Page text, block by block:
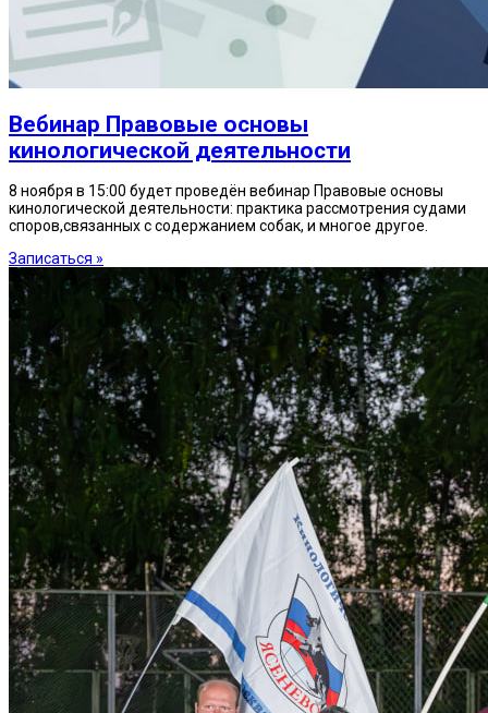
Вебинар Правовые основы
кинологической деятельности
8 ноября в 15:00 будет проведён вебинар Правовые основы
кинологической деятельности: практика рассмотрения судами
споров,связанных с содержанием собак, и многое другое.
Записаться »